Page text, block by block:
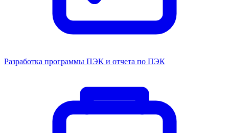
Разработка программы ПЭК и отчета по ПЭК